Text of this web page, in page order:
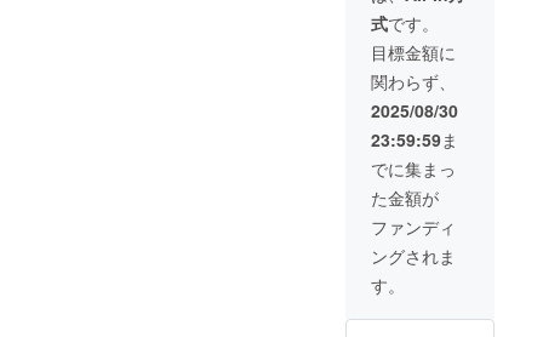
れであ
なたも
挑戦者
の証！
社長と
副社長
が面頬
（めん
ぽお）
を直接
お渡し
してお
礼をす
るリ
です♪
式です。
目標金額に
関わらず、
2025/08/30
23:59:59ま
でに集まっ
た金額が
ファンディ
ングされま
す。